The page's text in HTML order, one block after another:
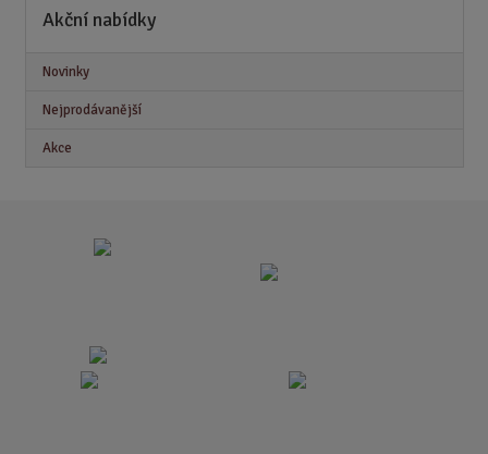
Akční nabídky
Novinky
Nejprodávanější
Akce